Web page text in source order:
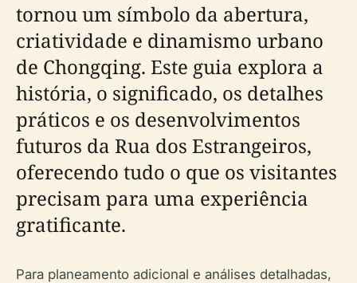
tornou um símbolo da abertura,
criatividade e dinamismo urbano
de Chongqing. Este guia explora a
história, o significado, os detalhes
práticos e os desenvolvimentos
futuros da Rua dos Estrangeiros,
oferecendo tudo o que os visitantes
precisam para uma experiência
gratificante.
Para planeamento adicional e análises detalhadas,